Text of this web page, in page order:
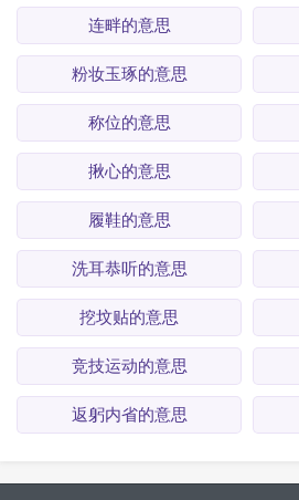
连畔的意思
粉妆玉琢的意思
称位的意思
揪心的意思
履鞋的意思
洗耳恭听的意思
挖坟贴的意思
竞技运动的意思
返躬内省的意思